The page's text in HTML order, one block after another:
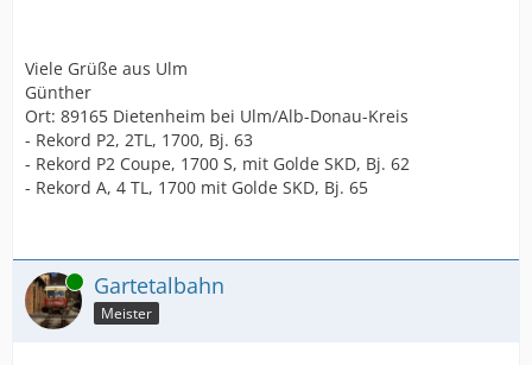
Viele Grüße aus Ulm
Günther
Ort: 89165 Dietenheim bei Ulm/Alb-Donau-Kreis
- Rekord P2, 2TL, 1700, Bj. 63
- Rekord P2 Coupe, 1700 S, mit Golde SKD, Bj. 62
- Rekord A, 4 TL, 1700 mit Golde SKD, Bj. 65
Online Gartetalbahn
Meister